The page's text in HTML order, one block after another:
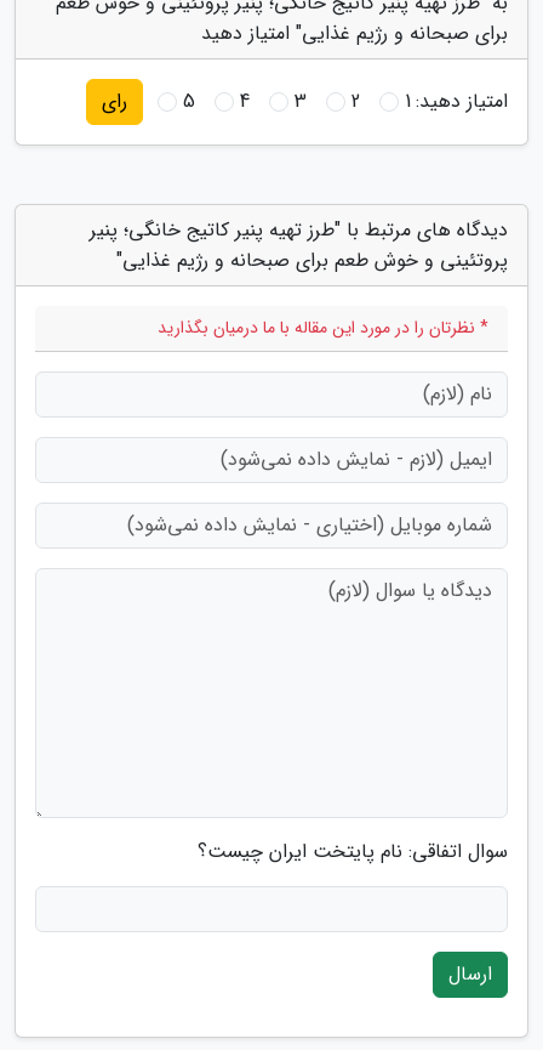
برای صبحانه و رژیم غذایی" امتیاز دهید
امتیاز دهید:1
2
3
4
5 رای
دیدگاه های مرتبط با "طرز تهیه پنیر کاتیج خانگی؛ پنیر
پروتئینی و خوش طعم برای صبحانه و رژیم غذایی"
* نظرتان را در مورد این مقاله با ما درمیان بگذارید
سوال اتفاقی: نام پایتخت ایران چیست؟
ارسال